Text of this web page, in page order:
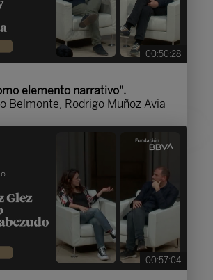
00:50:28
elemento narrativo".
Belmonte, Rodrigo Muñoz Avia
00:57:04